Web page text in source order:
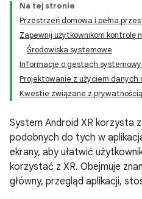
Na tej stronie
Przestrzeń domowa i pełna
Zapewnij użytkownikom kontrolę
Środowiska systemowe
Informacje o gestach
Projektowanie z użyciem danych
Kwestie związane z prywatnością
System Android XR korzysta
podobnych do tych w
ekrany, aby ułatwić
korzystać z XR. Obejmuje
główny, przegląd aplikacji,